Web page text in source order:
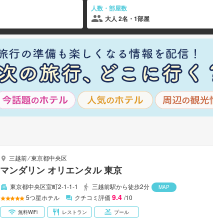
人数・部屋数
大人 2名・1部屋
三越前⁄東京都中央区
マンダリン オリエンタル 東京
東京都中央区室町2-1-1-1 三越前駅から徒歩2分 MAP
5つ星ホテル クチコミ評価9.4 /10
無料WiFi レストラン プール